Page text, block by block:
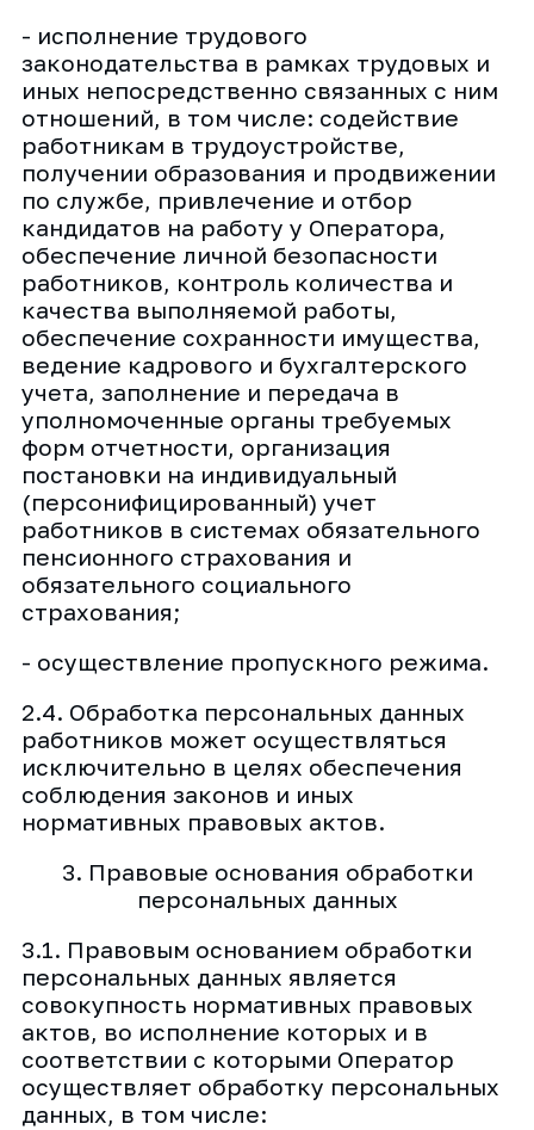
- исполнение трудового
законодательства в рамках трудовых и
иных непосредственно связанных с ним
отношений, в том числе: содействие
работникам в трудоустройстве,
получении образования и продвижении
по службе, привлечение и отбор
кандидатов на работу у Оператора,
обеспечение личной безопасности
работников, контроль количества и
качества выполняемой работы,
обеспечение сохранности имущества,
ведение кадрового и бухгалтерского
учета, заполнение и передача в
уполномоченные органы требуемых
форм отчетности, организация
постановки на индивидуальный
(персонифицированный) учет
работников в системах обязательного
пенсионного страхования и
обязательного социального
страхования;
- осуществление пропускного режима.
2.4. Обработка персональных данных
работников может осуществляться
исключительно в целях обеспечения
соблюдения законов и иных
нормативных правовых актов.
3. Правовые основания обработки
персональных данных
3.1. Правовым основанием обработки
персональных данных является
совокупность нормативных правовых
актов, во исполнение которых и в
соответствии с которыми Оператор
осуществляет обработку персональных
данных, в том числе: